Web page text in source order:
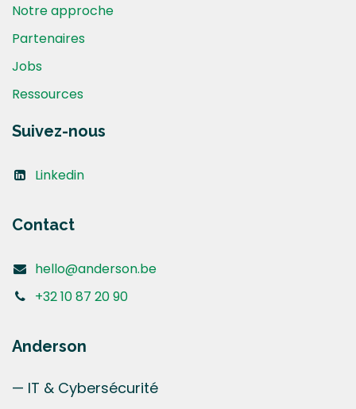
Notre approche
Partenaires
Jobs
Ressources
Suivez-nous
Linkedin
Contact
hello@anderson.be
+32 10 87 20 90
Anderson
— IT & Cybersécurité